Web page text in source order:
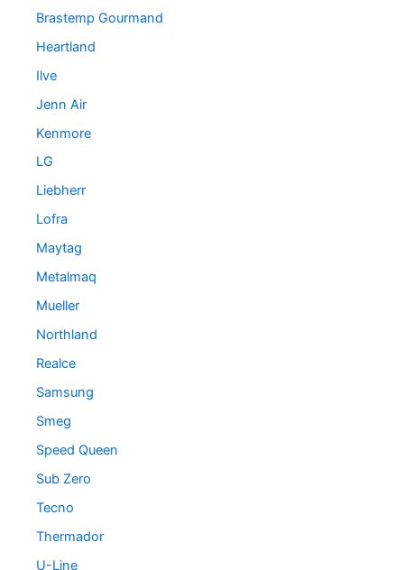
Brastemp Gourmand
Heartland
Ilve
Jenn Air
Kenmore
LG
Liebherr
Lofra
Maytag
Metalmaq
Mueller
Northland
Realce
Samsung
Smeg
Speed Queen
Sub Zero
Tecno
Thermador
U-Line